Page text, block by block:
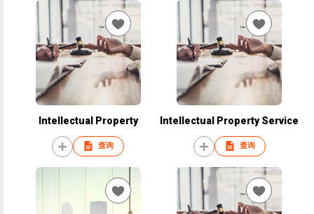
Intellectual Property
查询
Intellectual Property Service
查询